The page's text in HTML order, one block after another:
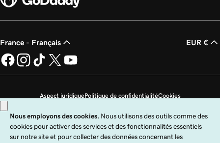
France - Français EUR €
Aspect juridiquePolitique de confidentialitéCookies
Ne revendez pas mes informations personnelles
Copyright © 1999 - 2026 GoDaddy Operating Company, LLC. Tous droits